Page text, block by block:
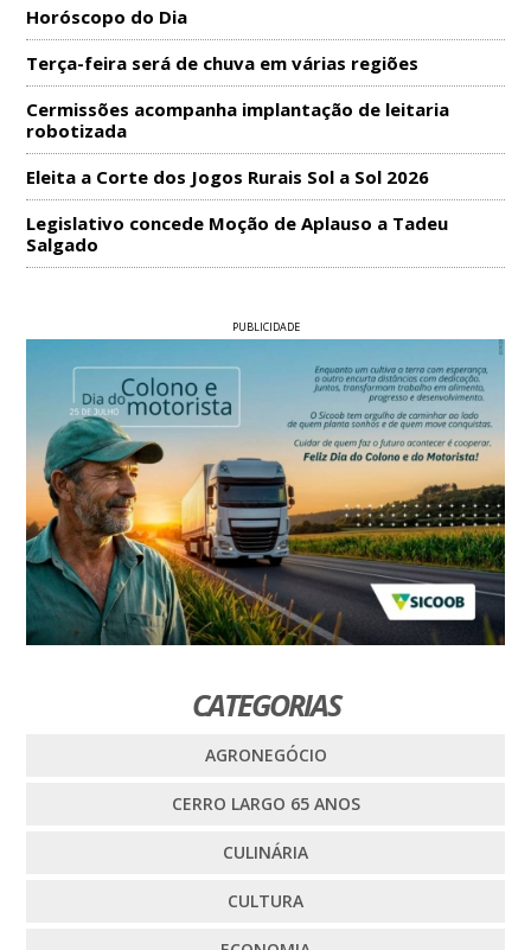
Horóscopo do Dia
Terça-feira será de chuva em várias regiões
Cermissões acompanha implantação de leitaria
robotizada
Eleita a Corte dos Jogos Rurais Sol a Sol 2026
Legislativo concede Moção de Aplauso a Tadeu
Salgado
PUBLICIDADE
CATEGORIAS
AGRONEGÓCIO
CERRO LARGO 65 ANOS
CULINÁRIA
CULTURA